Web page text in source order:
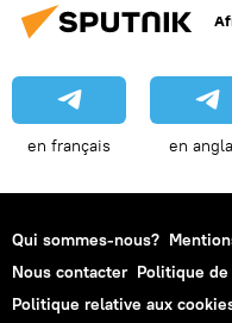
en français en
Qui sommes-nous?
Nous contacter Politique
Politique relative aux